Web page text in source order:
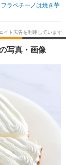
その他
国・芸能
ポーツ
グルメ
ッピング
ラペチーノは焼き芋
写真・画像